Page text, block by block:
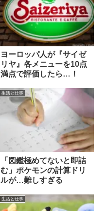
ヨーロッパ人が『サイゼ
リヤ』各メニューを10点
満点で評価したら…！
生活と仕事
「図鑑極めてないと即詰
む」ポケモンの計算ドリ
ルが…難しすぎる
生活と仕事